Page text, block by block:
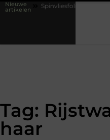
Nieuwe
artikelenSpinvliesfolie slim
Tag:
haar